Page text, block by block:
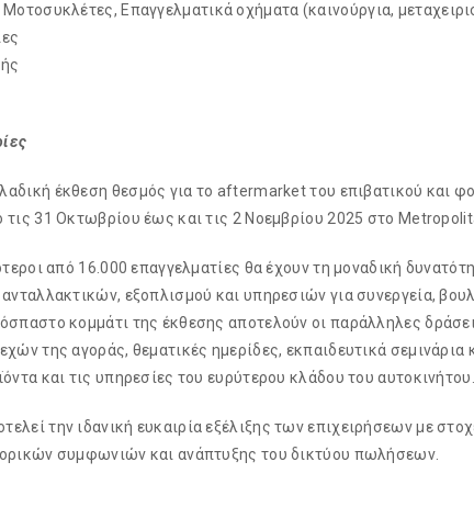
Μοτοσυκλέτες, Επαγγελματικά οχήματα (καινούργια,
έκθεση θεσμός για το aftermarket του επιβατικού και
τις 31 Οκτωβρίου έως και τις 2 Νοεμβρίου 2025 στο
από 16.000 επαγγελματίες θα έχουν τη μοναδική
εξοπλισμού και υπηρεσιών για συνεργεία,
κομμάτι της έκθεσης αποτελούν οι παράλληλες
της αγοράς, θεματικές ημερίδες, εκπαιδευτικά σεμινάρια
και τις υπηρεσίες του ευρύτερου κλάδου του αυτοκινήτου.
την ιδανική ευκαιρία εξέλιξης των επιχειρήσεων με
συμφωνιών και ανάπτυξης του δικτύου πωλήσεων.